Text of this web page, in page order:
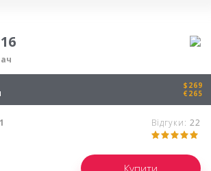
повітря
$269
€265
Відгуки: 22